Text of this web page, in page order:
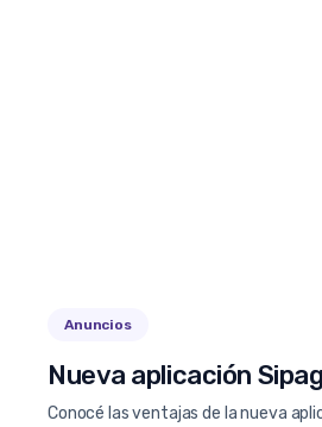
Anuncios
Nueva aplicación
Conocé las ventajas de la nueva